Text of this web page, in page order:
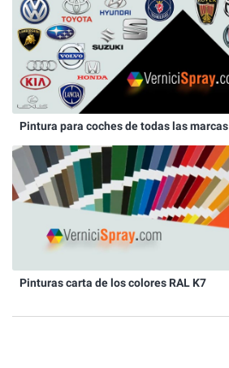
Pintura para coches de todas las marcas
Pinturas carta de los colores RAL K7